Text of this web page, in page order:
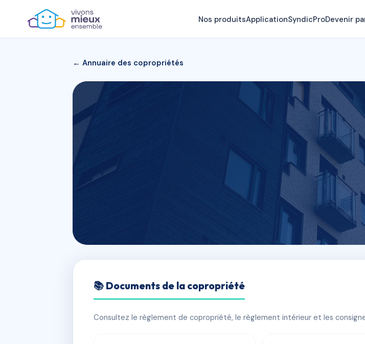
Nos produitsApplicationSyndicProDevenir
← Annuaire des copropriétés
12 RUE GABRIEL CORDIER
📍 12 r gabriel cordier 69520 Grigny
📚 Documents de la copropriété
Consultez le règlement de copropriété, le règlement intérieur et les